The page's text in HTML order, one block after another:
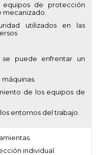
de protección
mecanizado.
utilizados en las
puede enfrentar un
de los equipos de
entornos del trabajo.
individual.